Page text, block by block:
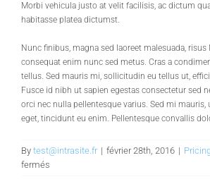
Qui sommes nous ?
Morbi vehicula justo at velit facilisis, ac dictum
habitasse platea dictumst.
Nunc finibus, magna sed laoreet malesuada,
consequat enim nunc sed metus. Cras a
tellus. Sed mauris mi, sollicitudin eu tellus ut,
Fusce id nibh ut sapien egestas consectetur sed
orci nec nulla pellentesque varius. Sed mi mauris,
eget, tincidunt eu enim. Pellentesque convallis
By test@intrasite.fr | février 28th, 2016 |
fermés